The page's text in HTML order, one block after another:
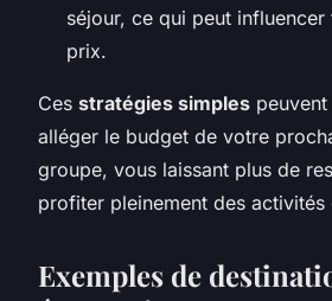
séjour, ce qui peut
prix.
Ces stratégies simples
alléger le budget de votre
groupe, vous laissant plus de
profiter pleinement des
Exemples de